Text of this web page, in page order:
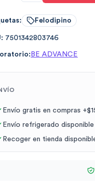
Felodipino
7501342803746
BE ADVANCE
Envío gratis en compras
Envío refrigerado
Recoger en tienda